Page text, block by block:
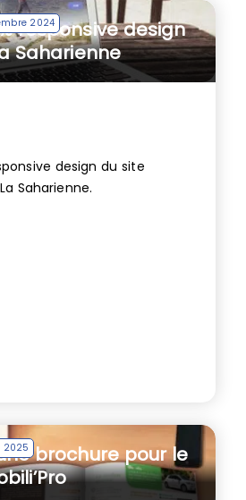
2024
responsive design
Saharienne
design du site
Saharienne.
2025
brochure pour le